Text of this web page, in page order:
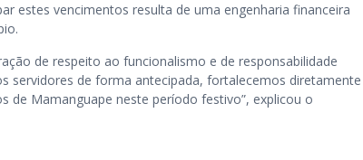
estes vencimentos resulta de uma engenharia financeira
de respeito ao funcionalismo e de responsabilidade
servidores de forma antecipada, fortalecemos diretamente
de Mamanguape neste período festivo”, explicou o